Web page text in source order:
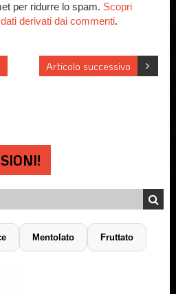
per ridurre lo spam. Scopri
derivati dai commenti.
Articolo successivo
Mentolato Fruttato